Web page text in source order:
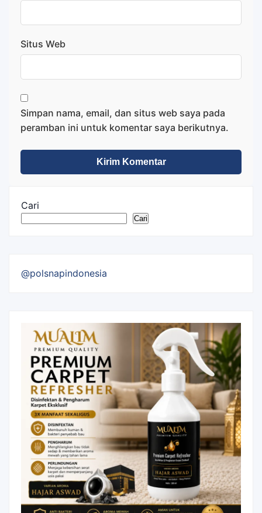
Situs Web
Simpan nama, email, dan situs web saya pada
peramban ini untuk komentar saya berikutnya.
Cari
Cari
@polsnapindonesia